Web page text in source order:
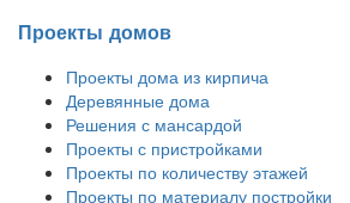
Проекты домов
Проекты дома из кирпича
Деревянные дома
Решения с мансардой
Проекты с пристройками
Проекты по количеству этажей
Проекты по материалу постройки